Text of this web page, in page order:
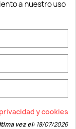
dictadas por la
a nuestro uso
y cookies
vez el:18/07/2026